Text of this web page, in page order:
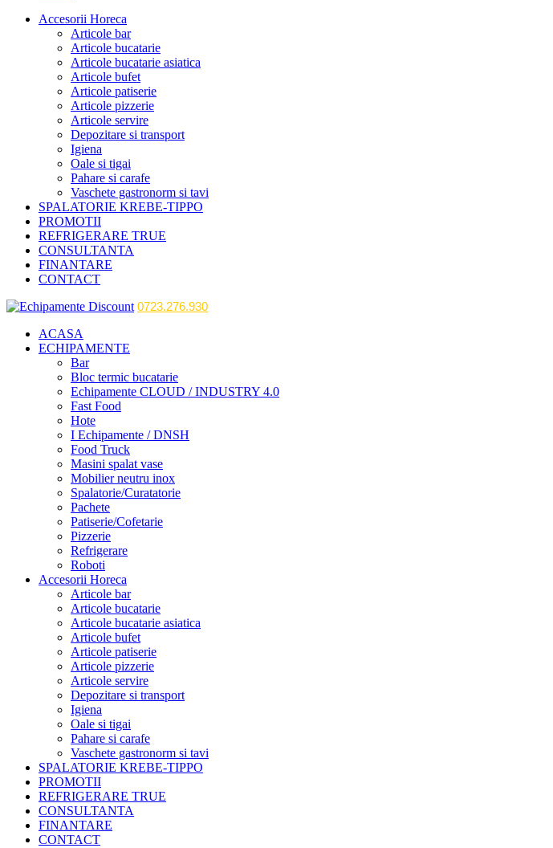
Accesorii Horeca
Articole bar
Articole bucatarie
Articole bucatarie asiatica
Articole bufet
Articole patiserie
Articole pizzerie
Articole servire
Depozitare si transport
Igiena
Oale si tigai
Pahare si carafe
Vaschete gastronorm si tavi
SPALATORIE KREBE-TIPPO
PROMOTII
REFRIGERARE TRUE
CONSULTANTA
FINANTARE
CONTACT
0723.276.930
ACASA
ECHIPAMENTE
Bar
Bloc termic bucatarie
Echipamente CLOUD / INDUSTRY 4.0
Fast Food
Hote
I Echipamente / DNSH
Food Truck
Masini spalat vase
Mobilier neutru inox
Spalatorie/Curatatorie
Pachete
Patiserie/Cofetarie
Pizzerie
Refrigerare
Roboti
Accesorii Horeca
Articole bar
Articole bucatarie
Articole bucatarie asiatica
Articole bufet
Articole patiserie
Articole pizzerie
Articole servire
Depozitare si transport
Igiena
Oale si tigai
Pahare si carafe
Vaschete gastronorm si tavi
SPALATORIE KREBE-TIPPO
PROMOTII
REFRIGERARE TRUE
CONSULTANTA
FINANTARE
CONTACT